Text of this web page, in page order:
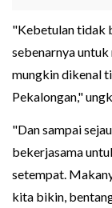
"Kebetulan tidak
sebenarnya
mungkin dikenal
Pekalongan,"
"Dan sampai
bekerjasama
setempat.
kita bikin,